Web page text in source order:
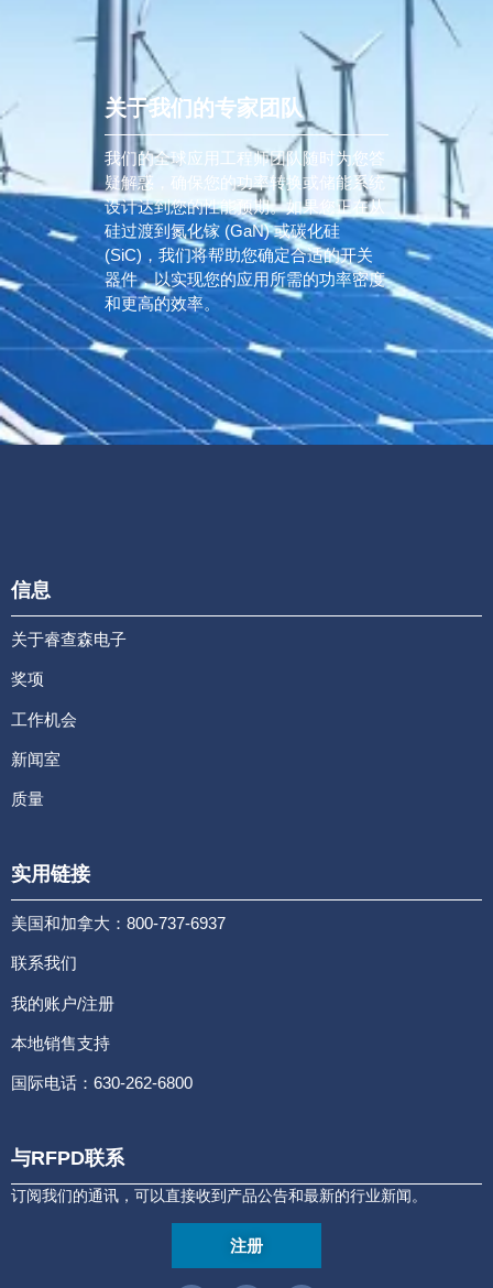
关于我们的专家团队
我们的全球应用工程师团队随时为您答
疑解惑，确保您的功率转换或储能系统
设计达到您的性能预期。如果您正在从
硅过渡到氮化镓 (GaN) 或碳化硅
(SiC)，我们将帮助您确定合适的开关
器件，以实现您的应用所需的功率密度
和更高的效率。
信息
关于睿查森电子
奖项
工作机会
新闻室
质量
实用链接
美国和加拿大：800-737-6937
联系我们
我的账户/注册
本地销售支持
国际电话：630-262-6800
与RFPD联系
订阅我们的通讯，可以直接收到产品公告和最新的行业新闻。
注册